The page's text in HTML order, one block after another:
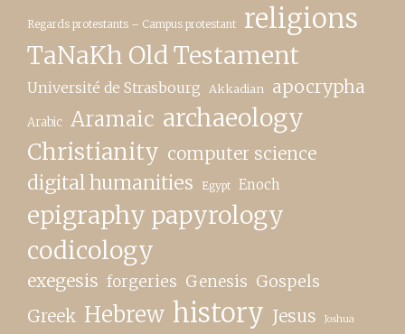
Regards protestants – Campus protestant religions
TaNaKh Old Testament
Université de Strasbourg Akkadian apocrypha
Arabic Aramaic archaeology
Christianity computer science
digital humanities Egypt Enoch
epigraphy papyrology
codicology
exegesis forgeries Genesis Gospels
Greek Hebrew history Jesus Joshua